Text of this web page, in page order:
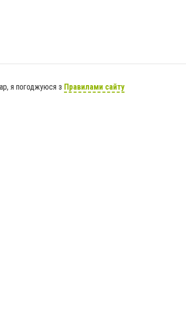
я погоджуюся з Правилами сайту